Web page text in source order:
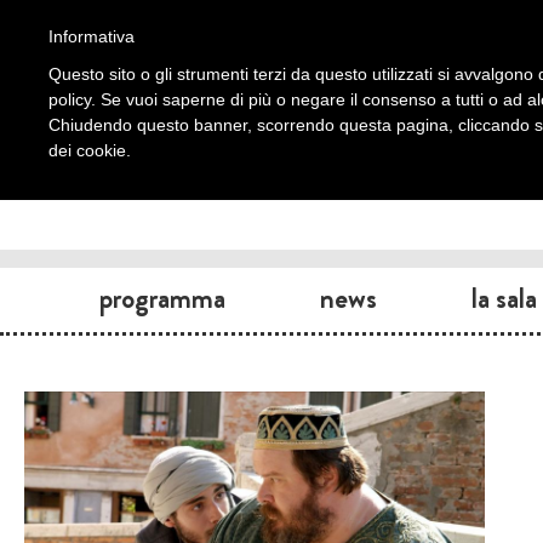
programma news la sala
Informativa
Questo sito o gli strumenti terzi da questo utilizzati si
policy. Se vuoi saperne di più o negare il consenso a tutti o ad
Chiudendo questo banner, scorrendo questa pagina, cliccando
dei cookie.